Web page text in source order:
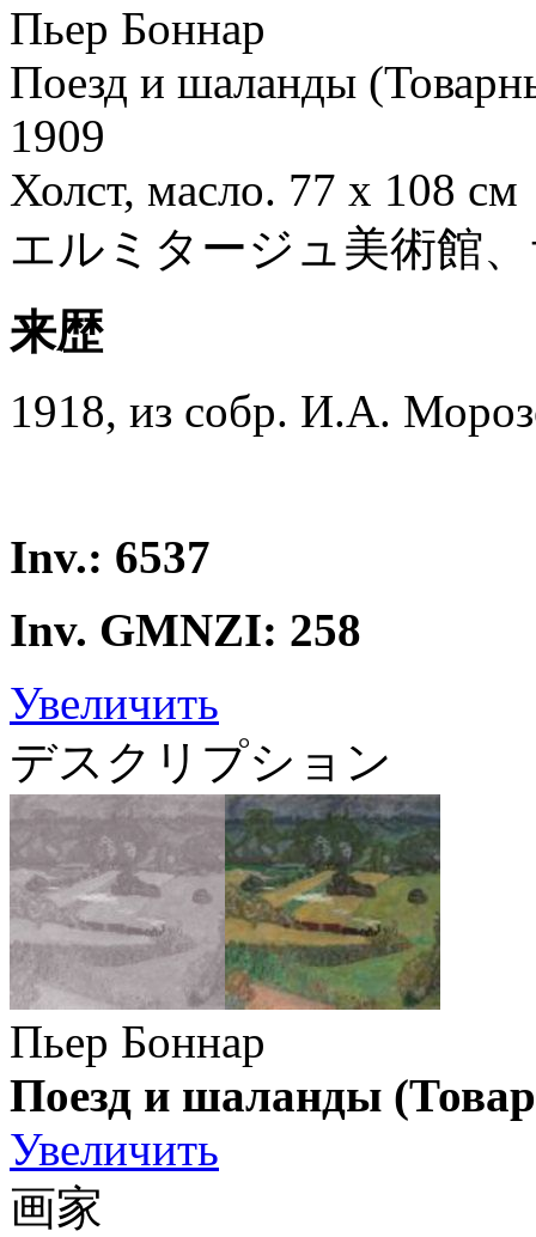
Пьер Боннар
Поезд и шаланды
1909
Холст, масло. 77 х 108 см
エルミタージュ美術館
来歴
1918, из собр. И.А.
Inv.: 6537
Inv. GMNZI: 258
Увеличить
デスクリプション
Пьер Боннар
Поезд и шаланды
Увеличить
画家